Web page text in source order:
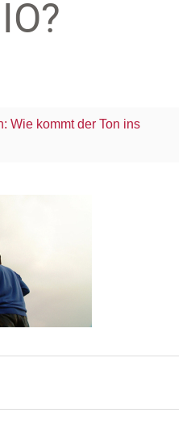
Wie kommt der Ton ins